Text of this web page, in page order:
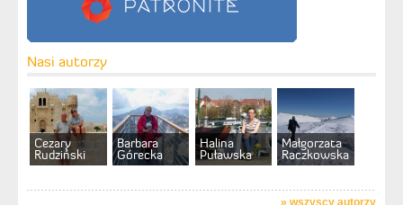
Nasi autorzy
Cezary
Rudziński
Barbara
Górecka
Halina
Puławska
Małgorzata
Raczkowska
» wszyscy autorzy